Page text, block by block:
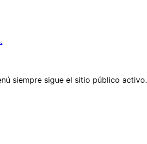
siempre sigue el sitio público activo.